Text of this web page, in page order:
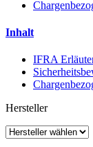
Inhalt
IFRA
Hersteller